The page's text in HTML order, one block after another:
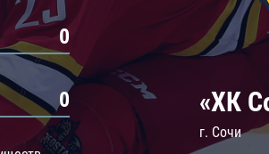
0
0 «ХК
г. Сочи